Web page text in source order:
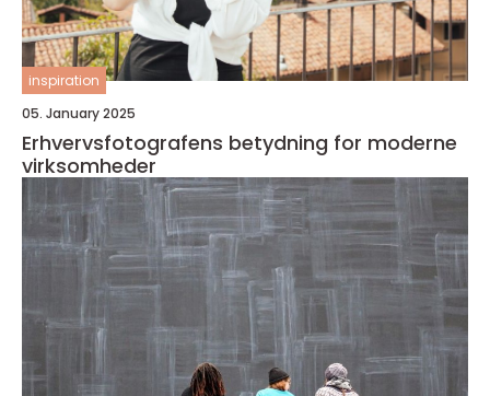
inspiration
05. January 2025
Erhvervsfotografens betydning for moderne
virksomheder